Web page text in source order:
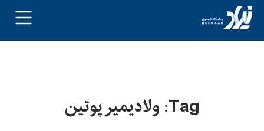
Tag: ولادیمیر پوتین